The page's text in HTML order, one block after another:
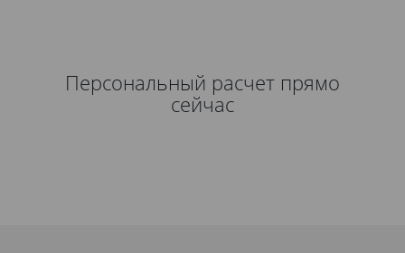
Персональный расчет прямо
сейчас